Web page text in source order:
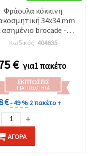
Φράουλα κόκκινη
34x34 mm
ασημένιο brocade -10
τεμάχια
Κωδικός: 404635
€ για1 πακέτο
ΕΚΠΤΏΣΕΙΣ
ΓΙΑ ΠΟΣΌΤΗΤΑ
€- 49 % 2 πακέτο +
ΑΓΟΡΆ